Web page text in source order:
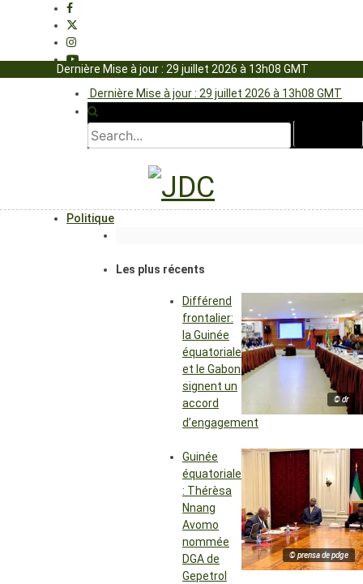
Dernière Mise à jour : 29 juillet 2026 à 13h08 GMT
Dernière Mise à jour : 29 juillet 2026 à 13h08 GMT
Politique
Les plus récents
© dr
Différend
frontalier:
la Guinée
équatoriale
et le Gabon
signent un
accord
d’engagement
© prensa de pdge
Guinée
équatoriale
: Thérèsa
Nnang
Avomo
nommée
DGA de
Gepetrol